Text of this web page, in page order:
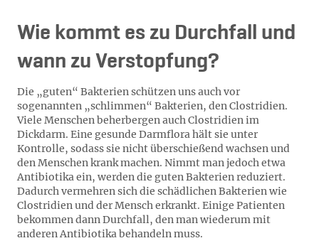
Wie kommt es zu Durchfall und
wann zu Verstopfung?
Die „guten“ Bakterien schützen uns auch vor
sogenannten „schlimmen“ Bakterien, den Clostridien.
Viele Menschen beherbergen auch Clostridien im
Dickdarm. Eine gesunde Darmflora hält sie unter
Kontrolle, sodass sie nicht überschießend wachsen und
den Menschen krank machen. Nimmt man jedoch etwa
Antibiotika ein, werden die guten Bakterien reduziert.
Dadurch vermehren sich die schädlichen Bakterien wie
Clostridien und der Mensch erkrankt. Einige Patienten
bekommen dann Durchfall, den man wiederum mit
anderen Antibiotika behandeln muss.